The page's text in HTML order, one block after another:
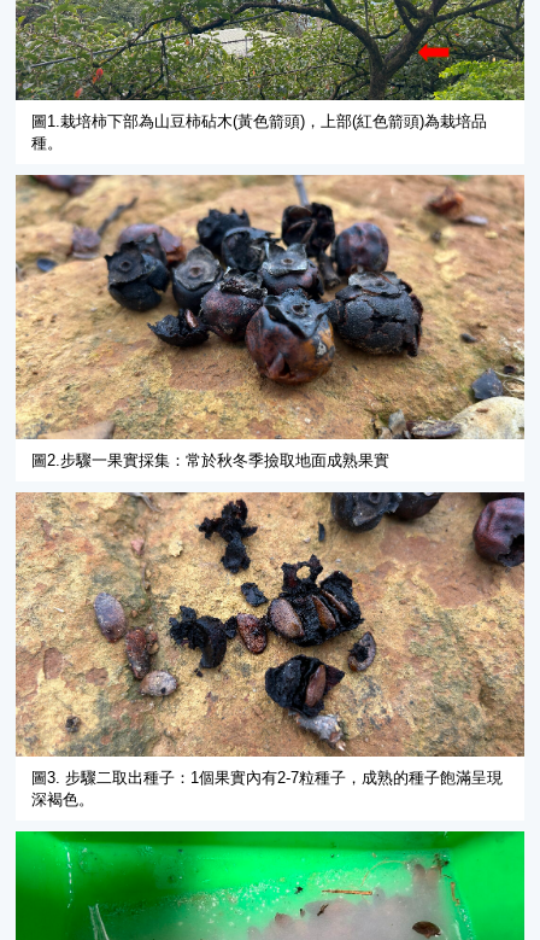
圖1.栽培柿下部為山豆柿砧木(黃色箭頭)，上部(紅色箭頭)為栽培品
種。
圖2.步驟一果實採集：常於秋冬季撿取地面成熟果實
圖3. 步驟二取出種子：1個果實內有2-7粒種子，成熟的種子飽滿呈現
深褐色。